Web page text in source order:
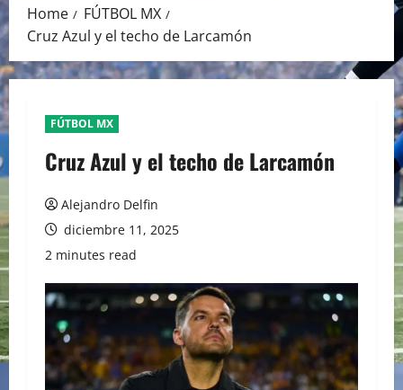
Home
FÚTBOL MX
Cruz Azul y el techo de Larcamón
FÚTBOL MX
Cruz Azul y el techo de Larcamón
Alejandro Delfin
diciembre 11, 2025
2 minutes read